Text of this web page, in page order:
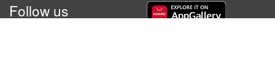
Follow us